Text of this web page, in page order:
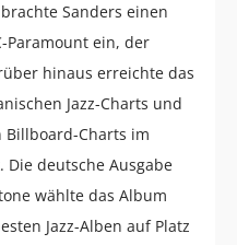
Sanders einen
Paramount ein, der
hinaus erreichte das
Jazz-Charts und
Billboard-Charts im
deutsche Ausgabe
wählte das Album
Jazz-Alben auf Platz